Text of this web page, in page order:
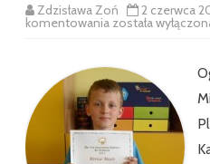
Zdzisława Zoń 2 czerwca
komentowania Sukcesy
Konkursie
PENTEL
została